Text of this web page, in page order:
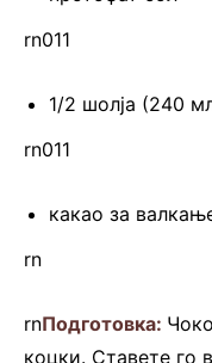
rn011
1/2 шолја (240
rn011
какао за
rn
rnПодготовка:
коцки. Ставете го